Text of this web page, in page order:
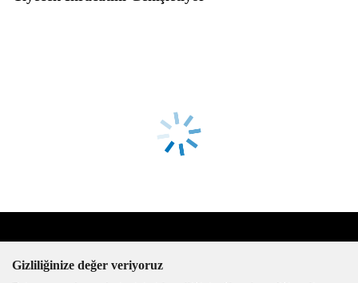
Gizliliğinize değer veriyoruz